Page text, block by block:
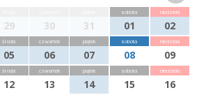
29 30 31
sobota
01
niedziela
02
środa
05
czwartek
06
piątek
07
sobota
08
niedziela
09
środa
12
czwartek
13
piątek
14
sobota
15
niedziela
16